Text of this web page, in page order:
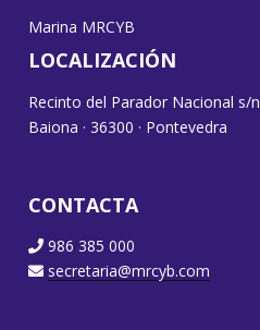
Marina MRCYB
LOCALIZACIÓN
Recinto del Parador Nacional s/n
Baiona · 36300 · Pontevedra
CONTACTA
986 385 000
secretaria@mrcyb.com